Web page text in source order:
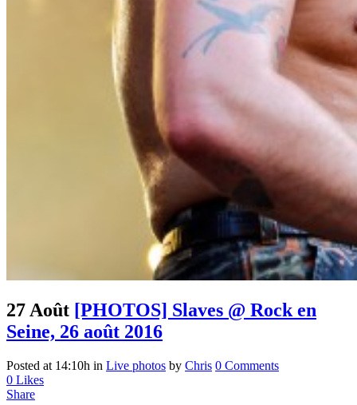
27 Août [PHOTOS] Slaves @ Rock en
Seine, 26 août 2016
Posted at 14:10h in Live photos by Chris 0 Comments
0 Likes
Share